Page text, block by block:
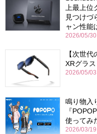
上最上位
見つけ
ャン性能
2026/05/
【次世
XRグラ
2026/05/
鳴り物入
『
使ってみ
2026/03/